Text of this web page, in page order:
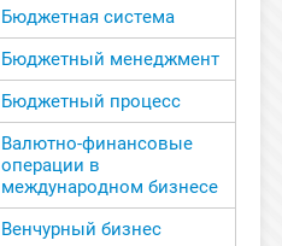
Бюджетная система
Бюджетный менеджмент
Бюджетный процесс
Валютно-финансовые
операции в
международном бизнесе
Венчурный бизнес